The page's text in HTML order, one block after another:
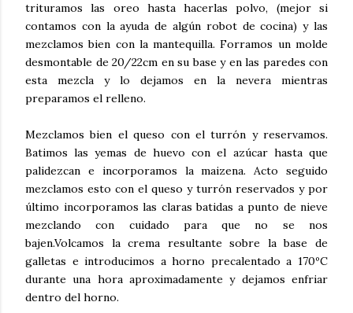
trituramos las oreo hasta hacerlas polvo, (mejor si
contamos con la ayuda de algún robot de cocina) y las
mezclamos bien con la mantequilla. Forramos un molde
desmontable de 20/22cm en su base y en las paredes con
esta mezcla y lo dejamos en la nevera mientras
preparamos el relleno.
Mezclamos bien el queso con el turrón y reservamos.
Batimos las yemas de huevo con el azúcar hasta que
palidezcan e incorporamos la maizena. Acto seguido
mezclamos esto con el queso y turrón reservados y por
último incorporamos las claras batidas a punto de nieve
mezclando con cuidado para que no se nos
bajen.Volcamos la crema resultante sobre la base de
galletas e introducimos a horno precalentado a 170ºC
durante una hora aproximadamente y dejamos enfriar
dentro del horno.